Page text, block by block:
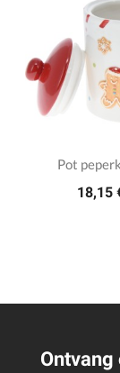
Pot
18,15